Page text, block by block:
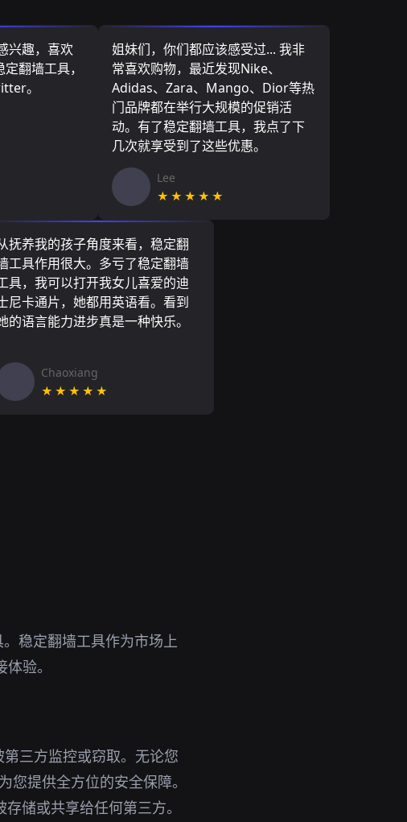
兴趣，喜欢
翻墙工具，
。
姐妹们，你们都应该感受过... 我非
常喜欢购物，最近发现Nike、
Adidas、Zara、Mango、Dior等热
门品牌都在举行大规模的促销活
动。有了稳定翻墙工具，我点了下
几次就享受到了这些优惠。
Lee
★★★★★
抚养我的孩子角度来看，稳定翻
工具作用很大。多亏了稳定翻墙
具，我可以打开我女儿喜爱的迪
尼卡通片，她都用英语看。看到
的语言能力进步真是一种快乐。
Chaoxiang
★★★★★
稳定翻墙工具作为市场上
验。
三方监控或窃取。无论您
提供全方位的安全保障。
储或共享给任何第三方。